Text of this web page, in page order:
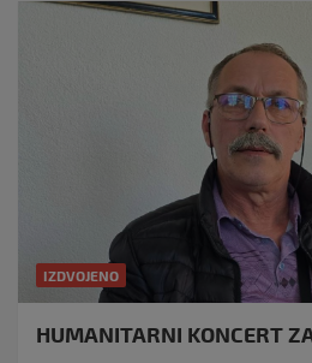
IZDVOJENO
HUMANITARNI KONCERT